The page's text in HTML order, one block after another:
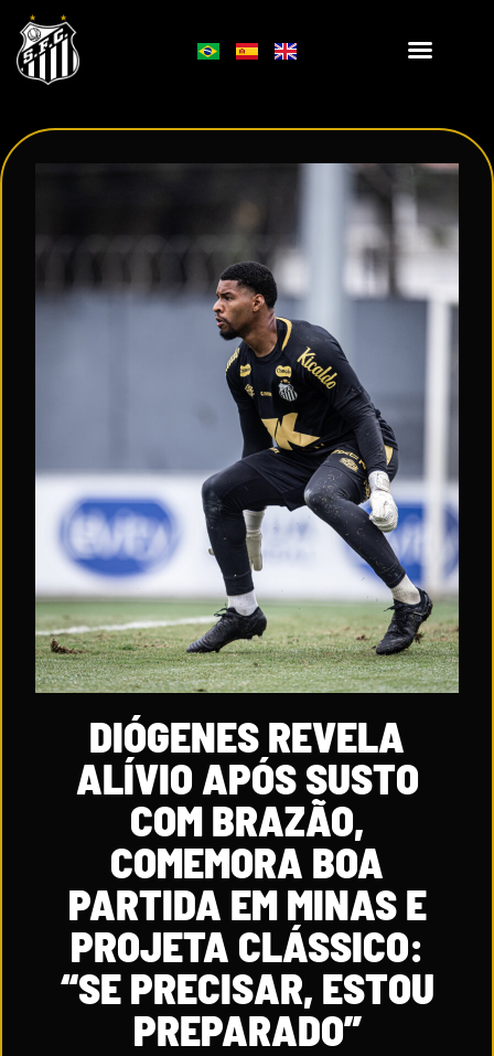
DIÓGENES REVELA
ALÍVIO APÓS SUSTO
COM BRAZÃO,
COMEMORA BOA
PARTIDA EM MINAS E
PROJETA CLÁSSICO:
“SE PRECISAR, ESTOU
PREPARADO”